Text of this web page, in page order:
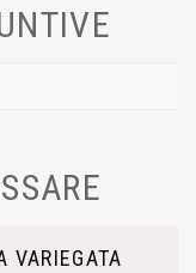
VARIEGATA